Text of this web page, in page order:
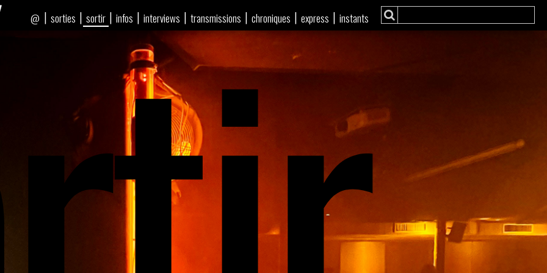
| sorties | sortir | infos | interviews | transmissions | chroniques | express | instants
@